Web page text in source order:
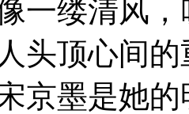
一缕清风
头顶心间
京墨是她